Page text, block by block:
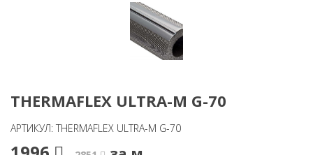
THERMAFLEX ULTRA-M G-70
АРТИКУЛ: THERMAFLEX ULTRA-M G-70